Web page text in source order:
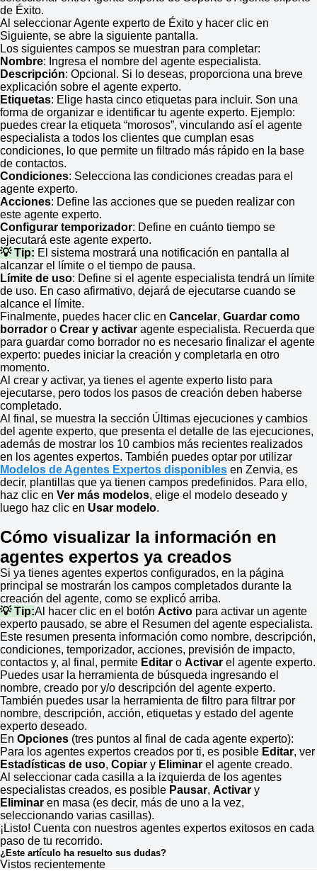
de Éxito.
Al seleccionar Agente experto de Éxito y hacer clic en
Siguiente, se abre la siguiente pantalla.
Los siguientes campos se muestran para completar:
Nombre: Ingresa el nombre del agente especialista.
Descripción: Opcional. Si lo deseas, proporciona una breve
explicación sobre el agente experto.
Etiquetas: Elige hasta cinco etiquetas para incluir. Son una
forma de organizar e identificar tu agente experto. Ejemplo:
puedes crear la etiqueta “morosos”, vinculando así el agente
especialista a todos los clientes que cumplan esas
condiciones, lo que permite un filtrado más rápido en la base
de contactos.
Condiciones: Selecciona las condiciones creadas para el
agente experto.
Acciones: Define las acciones que se pueden realizar con
este agente experto.
Configurar temporizador: Define en cuánto tiempo se
ejecutará este agente experto.
💡 Tip: El sistema mostrará una notificación en pantalla al
alcanzar el límite o el tiempo de pausa.
Límite de uso: Define si el agente especialista tendrá un límite
de uso. En caso afirmativo, dejará de ejecutarse cuando se
alcance el límite.
Finalmente, puedes hacer clic en Cancelar, Guardar como
borrador o Crear y activar agente especialista. Recuerda que
para guardar como borrador no es necesario finalizar el agente
experto: puedes iniciar la creación y completarla en otro
momento.
Al crear y activar, ya tienes el agente experto listo para
ejecutarse, pero todos los pasos de creación deben haberse
completado.
Al final, se muestra la sección Últimas ejecuciones y cambios
del agente experto, que presenta el detalle de las ejecuciones,
además de mostrar los 10 cambios más recientes realizados
en los agentes expertos. También puedes optar por utilizar
Modelos de Agentes Expertos disponibles en Zenvia, es
decir, plantillas que ya tienen campos predefinidos. Para ello,
haz clic en Ver más modelos, elige el modelo deseado y
luego haz clic en Usar modelo.
Cómo visualizar la información en
agentes expertos ya creados
Si ya tienes agentes expertos configurados, en la página
principal se mostrarán los campos completados durante la
creación del agente, como se explicó arriba.
💡 Tip:Al hacer clic en el botón Activo para activar un agente
experto pausado, se abre el Resumen del agente especialista.
Este resumen presenta información como nombre, descripción,
condiciones, temporizador, acciones, previsión de impacto,
contactos y, al final, permite Editar o Activar el agente experto.
Puedes usar la herramienta de búsqueda ingresando el
nombre, creado por y/o descripción del agente experto.
También puedes usar la herramienta de filtro para filtrar por
nombre, descripción, acción, etiquetas y estado del agente
experto deseado.
En Opciones (tres puntos al final de cada agente experto):
Para los agentes expertos creados por ti, es posible Editar, ver
Estadísticas de uso, Copiar y Eliminar el agente creado.
Al seleccionar cada casilla a la izquierda de los agentes
especialistas creados, es posible Pausar, Activar y
Eliminar en masa (es decir, más de uno a la vez,
seleccionando varias casillas).
¡Listo! Cuenta con nuestros agentes expertos exitosos en cada
paso de tu recorrido.
¿Este artículo ha resuelto sus dudas?
Vistos recientemente